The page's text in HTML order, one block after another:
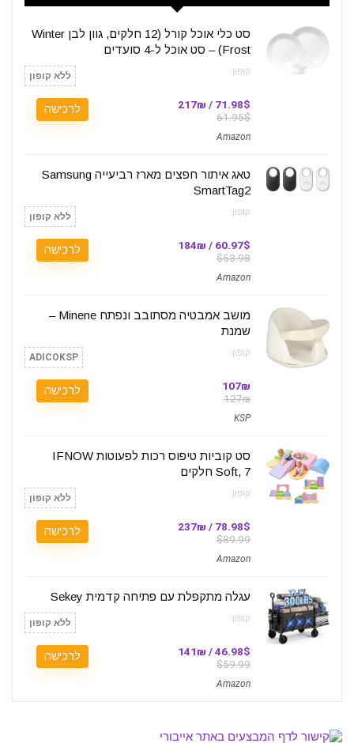
סט כלי אוכל קורל (12 חלקים, גוון לבן Winter
Frost) – סט אוכל ל-4 סועדים
קופון: ללא קופון
71.98$ / 217₪
61.95$
Amazon
לרכישה
טאג איתור חפצים מארז רביעייה Samsung
SmartTag2
קופון: ללא קופון
60.97$ / 184₪
$53.98
Amazon
לרכישה
מושב אמבטיה מסתובב ונפתח Minene –
שמנת
קופון: ADICOKSP
107₪
127₪
KSP
לרכישה
סט קוביות טיפוס רכות לפעוטות IFNOW
Soft, 7 חלקים
קופון: ללא קופון
78.98$ / 237₪
$89.99
Amazon
לרכישה
עגלה מתקפלת עם פתיחה קדמית Sekey
קופון: ללא קופון
46.98$ / 141₪
$59.99
Amazon
לרכישה